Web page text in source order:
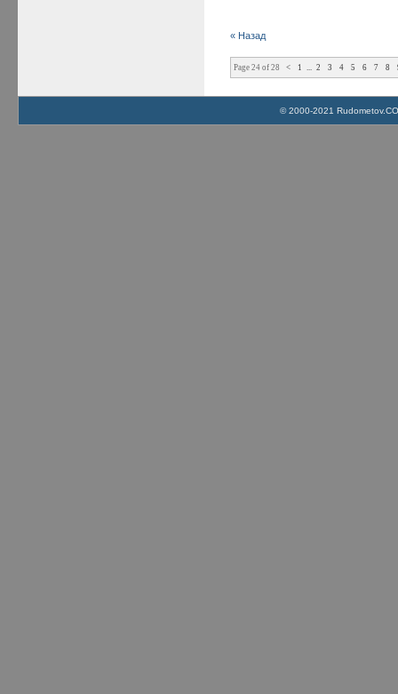
« Назад
Page 24 of 28 < 1 2 3 4 5 6 7 8
© 2000-2021